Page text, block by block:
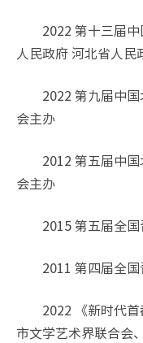
2022 第十三届
人民政府 河北省人民
2022 第九届中
会主办
2012 第五届中
会主办
2015 第五届全
2011 第四届全
2022 《新时代
市文学艺术界联合会